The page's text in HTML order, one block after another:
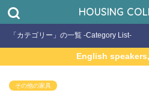
HOUSING
「カテゴリー」の一覧 -Category List-
English
その他の家具